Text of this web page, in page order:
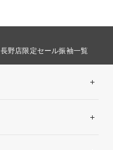
長野店限定セール振袖一覧